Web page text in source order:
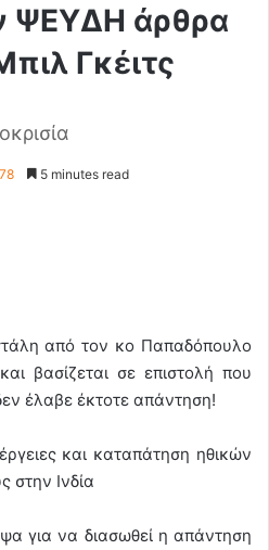
ΨΕΥΔΗ άρθρα
Γκέιτς
78 5 minutes read
από τον κο Παπαδόπουλο
βασίζεται σε επιστολή που
έλαβε έκτοτε απάντηση!
και καταπάτηση ηθικών
στην Ινδία
για να διασωθεί η απάντηση